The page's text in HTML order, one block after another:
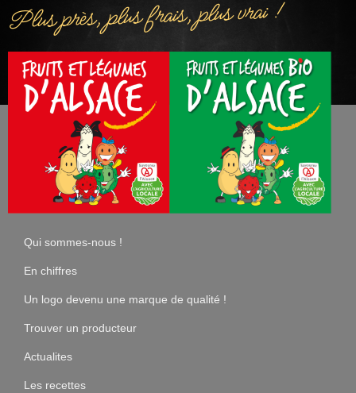
Plus près, plus frais, plus vrai !
Qui sommes-nous !
En chiffres
Un logo devenu une marque de qualité !
Trouver un producteur
Actualites
Les recettes